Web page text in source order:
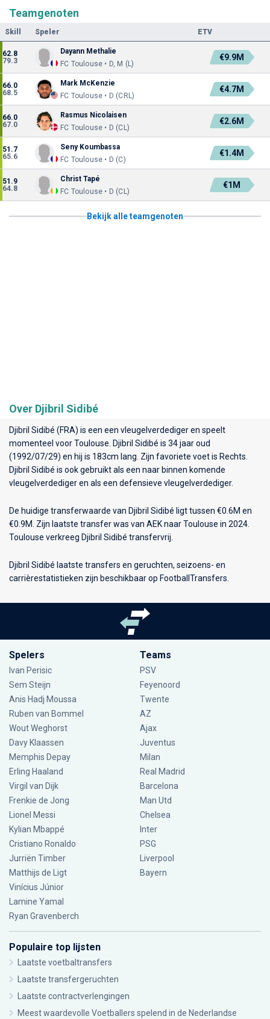
Teamgenoten
Skill Speler ETV
62.8
79.3
Dayann Methalie
FC Toulouse • D, M (L)
€9.9M
66.0
68.5
Mark McKenzie
FC Toulouse • D (CRL)
€4.7M
66.0
67.0
Rasmus Nicolaisen
FC Toulouse • D (CL)
€2.6M
51.7
65.6
Seny Koumbassa
FC Toulouse • D (C)
€1.4M
51.9
64.8
Christ Tapé
FC Toulouse • D (CL)
€1M
Bekijk alle teamgenoten
Over Djibril Sidibé
Djibril Sidibé (FRA) is een een vleugelverdediger en speelt
momenteel voorToulouse . Djibril Sidibé is 34 jaar oud
(1992/07/29) en hij is 183cm lang. Zijn favoriete voet is Rechts.
Djibril Sidibé is ook gebruikt als een naar binnen komende
vleugelverdediger en als een defensieve vleugelverdediger.
De huidige transferwaarde van Djibril Sidibé ligt tussen €0.6M en
€0.9M. Zijn laatste transfer was van AEK naar Toulouse in 2024.
Toulouse verkreeg Djibril Sidibé transfervrij.
Djibril Sidibé laatste transfers en geruchten, seizoens- en
carrièrestatistieken zijn beschikbaar op FootballTransfers.
Spelers
Ivan Perisic
Sem Steijn
Anis Hadj Moussa
Ruben van Bommel
Wout Weghorst
Davy Klaassen
Memphis Depay
Erling Haaland
Virgil van Dijk
Frenkie de Jong
Lionel Messi
Kylian Mbappé
Cristiano Ronaldo
Jurriën Timber
Matthijs de Ligt
Vinícius Júnior
Lamine Yamal
Ryan Gravenberch
Teams
PSV
Feyenoord
Twente
AZ
Ajax
Juventus
Milan
Real Madrid
Barcelona
Man Utd
Chelsea
Inter
PSG
Liverpool
Bayern
Populaire top lijsten
Laatste voetbaltransfers
Laatste transfergeruchten
Laatste contractverlengingen
Meest waardevolle Voetballers spelend in de Nederlandse